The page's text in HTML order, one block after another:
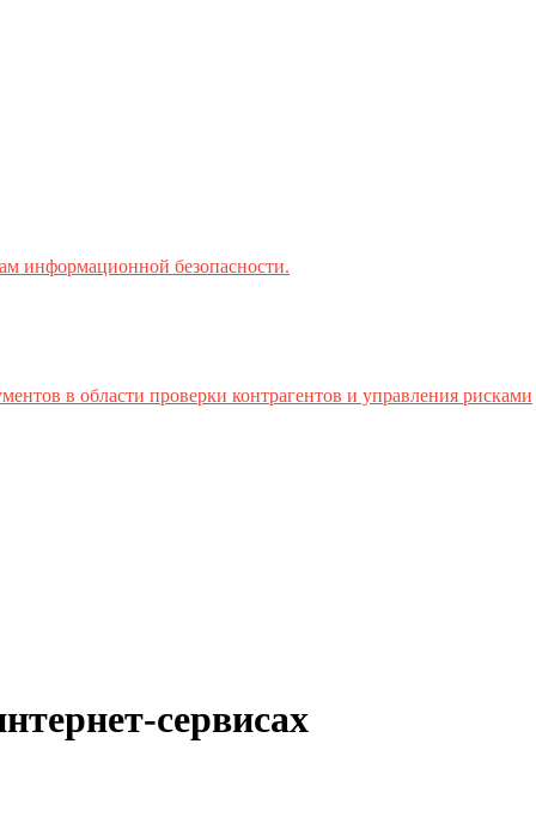
информационной безопасности.
в области проверки контрагентов и управления рисками
сервисах